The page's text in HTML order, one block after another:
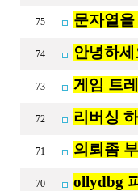
75 문자열
74 안녕하
73 게임 트
72 리버싱
71 의뢰좀
70 ollydbg